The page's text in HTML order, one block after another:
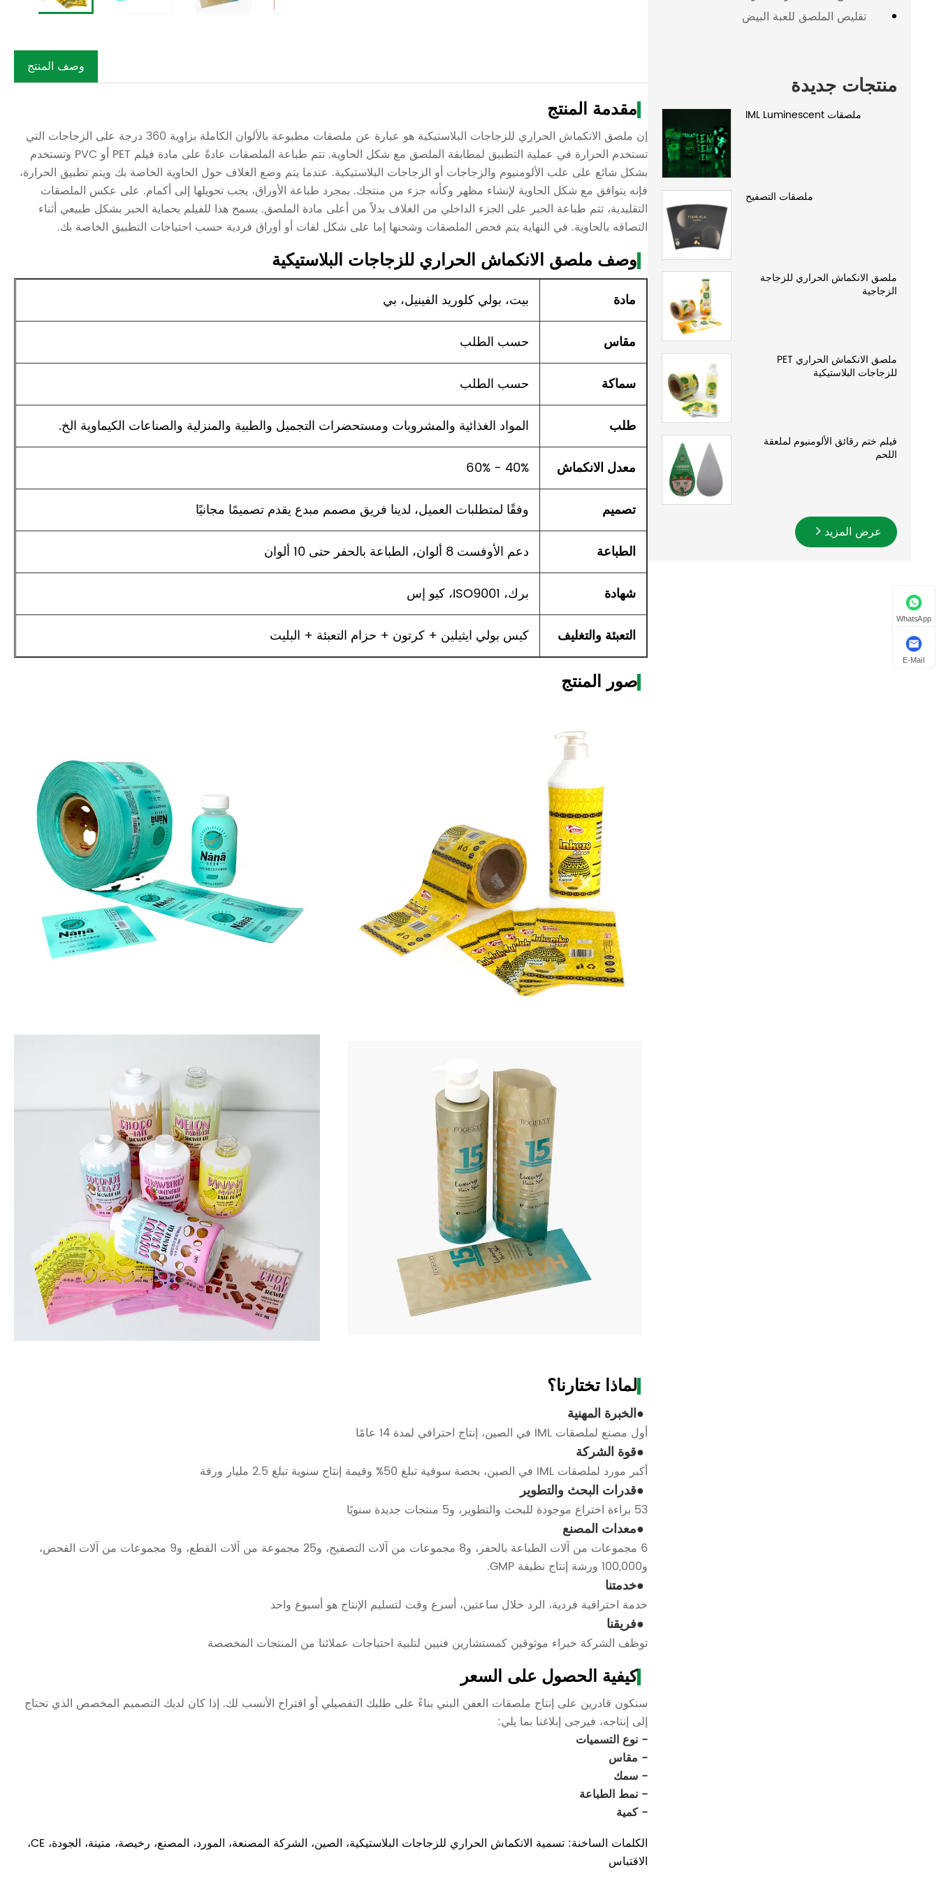
تقليص الملصق للعبة البيض
منتجات جديدة
ملصقات IML Luminescent
ملصقات التصفيح
ملصق الانكماش الحراري للزجاجة
الزجاجية
ملصق الانكماش الحراري PET
للزجاجات البلاستيكية
فيلم ختم رقائق الألومنيوم لملعقة
اللحم
عرض المزيد
وصف المنتج
مقدمة المنتج
إن ملصق الانكماش الحراري للزجاجات البلاستيكية هو عبارة عن ملصقات مطبوعة بالألوان الكاملة بزاوية 360 درجة على الزجاجات التي
تستخدم الحرارة في عملية التطبيق لمطابقة الملصق مع شكل الحاوية. تتم طباعة الملصقات عادةً على مادة فيلم PET أو PVC وتستخدم
بشكل شائع على علب الألومنيوم والزجاجات أو الزجاجات البلاستيكية. عندما يتم وضع الغلاف حول الحاوية الخاصة بك ويتم تطبيق الحرارة،
فإنه يتوافق مع شكل الحاوية لإنشاء مظهر وكأنه جزء من منتجك. بمجرد طباعة الأوراق، يجب تحويلها إلى أكمام. على عكس الملصقات
التقليدية، تتم طباعة الحبر على الجزء الداخلي من الغلاف بدلاً من أعلى مادة الملصق. يسمح هذا للفيلم بحماية الحبر بشكل طبيعي أثناء
التصاقه بالحاوية. في النهاية يتم فحص الملصقات وشحنها إما على شكل لفات أو أوراق فردية حسب احتياجات التطبيق الخاصة بك.
وصف ملصق الانكماش الحراري للزجاجات البلاستيكية
مادة بيت، بولي كلوريد الفينيل، بي
مقاس حسب الطلب
سماكة حسب الطلب
طلب المواد الغذائية والمشروبات ومستحضرات التجميل والطبية والمنزلية والصناعات الكيماوية الخ.
معدل الانكماش 40% - 60%
تصميم وفقًا لمتطلبات العميل، لدينا فريق مصمم مبدع يقدم تصميمًا مجانيًا
الطباعة دعم الأوفست 8 ألوان، الطباعة بالحفر حتى 10 ألوان
شهادة برك، ISO9001، كيو إس
التعبئة والتغليف كيس بولي ايثيلين + كرتون + حزام التعبئة + البليت
صور المنتج
لماذا تختارنا؟
الخبرة المهنية
أول مصنع لملصقات IML في الصين، إنتاج احترافي لمدة 14 عامًا
قوة الشركة
أكبر مورد لملصقات IML في الصين، بحصة سوقية تبلغ 50% وقيمة إنتاج سنوية تبلغ 2.5 مليار ورقة
قدرات البحث والتطوير
53 براءة اختراع موجودة للبحث والتطوير، و5 منتجات جديدة سنويًا
معدات المصنع
6 مجموعات من آلات الطباعة بالحفر، و8 مجموعات من آلات التصفيح، و25 مجموعة من آلات القطع، و9 مجموعات من آلات الفحص،
و100,000 ورشة إنتاج نظيفة GMP.
خدمتنا
خدمة احترافية فردية، الرد خلال ساعتين، أسرع وقت لتسليم الإنتاج هو أسبوع واحد
فريقنا
توظف الشركة خبراء موثوقين كمستشارين فنيين لتلبية احتياجات عملائنا من المنتجات المخصصة
كيفية الحصول على السعر
سنكون قادرين على إنتاج ملصقات العفن البني بناءً على طلبك التفصيلي أو اقتراح الأنسب لك. إذا كان لديك التصميم المخصص الذي تحتاج
إلى إنتاجه، فيرجى إبلاغنا بما يلي:
- نوع التسميات
- مقاس
- سمك
- نمط الطباعة
- كمية
الكلمات الساخنة: تسمية الانكماش الحراري للزجاجات البلاستيكية، الصين، الشركة المصنعة، المورد، المصنع، رخيصة، متينة، الجودة، CE،
الاقتباس
WhatsApp
E-Mail